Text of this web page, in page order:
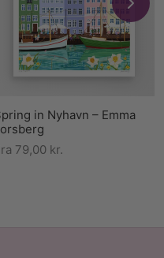
in Nyhavn – Emma
79,00 kr.